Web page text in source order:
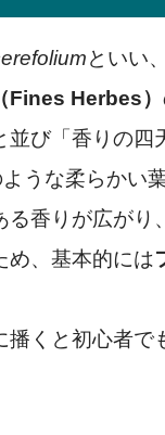
といい
Fines Herbes）
び「香りの四
うな柔らかい
香りが広がり
め、基本的には
くと初心者で